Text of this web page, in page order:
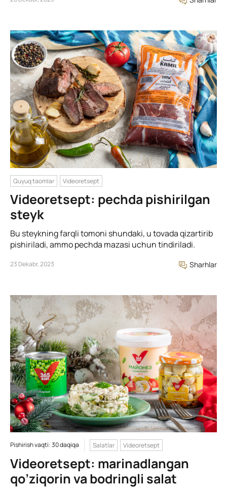
Quyuq taomlar Videoretsept
Videoretsept: pechda pishirilgan
steyk
Bu steykning farqli tomoni shundaki, u tovada qizartirib
pishiriladi, ammo pechda mazasi uchun tindiriladi.
23 Dekabr, 2023 Sharhlar
Pishirish vaqti: 30 daqiqa Salatlar Videoretsept
Videoretsept: marinadlangan
qo’ziqorin va bodringli salat